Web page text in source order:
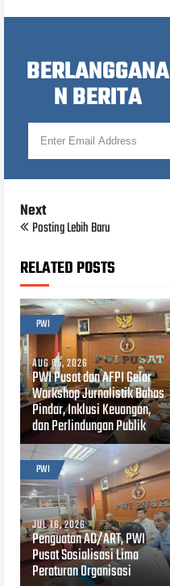
BERLANGGANA
N BERITA
Next
Posting Lebih Baru
RELATED POSTS
PWI
AUG 05, 2026
PWI Pusat dan AFPI Gelar
Workshop Jurnalistik Bahas
Pindar, Inklusi Keuangan,
dan Perlindungan Publik
PWI
JUL 16, 2026
Penguatan AD/ART, PWI
Pusat Sosialisasi Lima
Peraturan Organisasi